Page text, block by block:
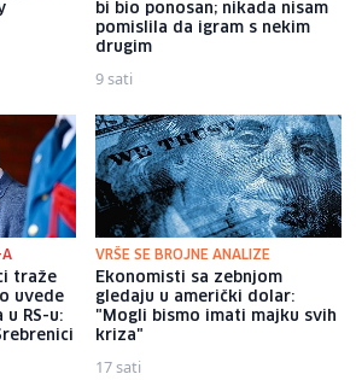
bi bio ponosan; nikada nisam
pomislila da igram s nekim
drugim
9 sati
A
traže
uvede
u RS-u:
VRŠE SE BROJNE ANALIZE
Ekonomisti sa zebnjom
gledaju u američki dolar:
"Mogli bismo imati majku svih
kriza"
17 sati